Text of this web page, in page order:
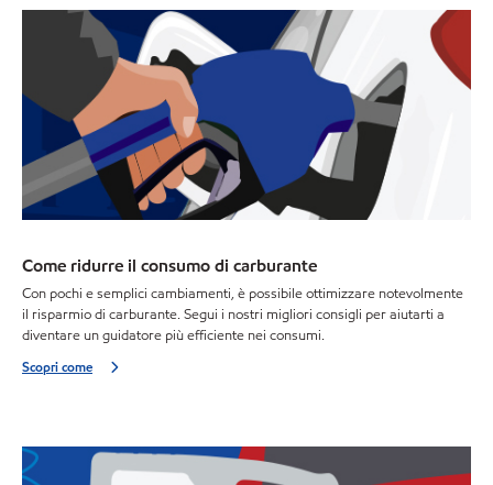
Come ridurre il consumo di carburante
Con pochi e semplici cambiamenti, è possibile ottimizzare notevolmente
il risparmio di carburante. Segui i nostri migliori consigli per aiutarti a
diventare un guidatore più efficiente nei consumi.
Scopri come